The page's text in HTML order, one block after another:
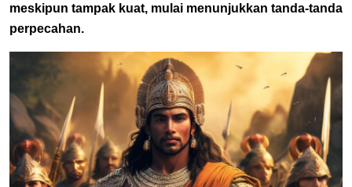
meskipun tampak kuat, mulai menunjukkan tanda-tanda
perpecahan.